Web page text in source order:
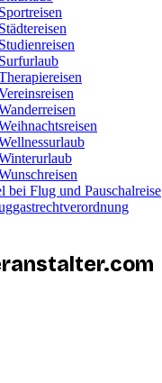
Sportreisen
Städtereisen
Studienreisen
Surfurlaub
bei Flug und Pauschalreise
.com